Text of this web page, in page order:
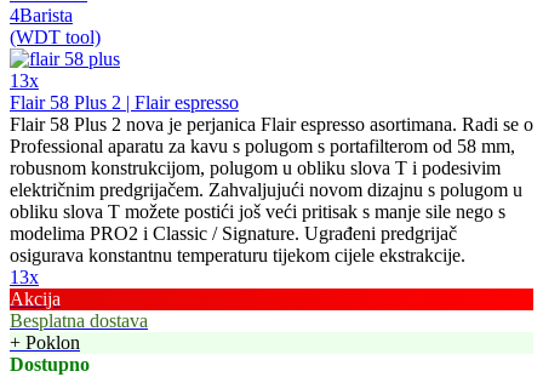
13x
Flair 58 Plus 2 | Flair espresso
Flair 58 Plus 2 nova je perjanica Flair espresso asortimana. Radi se o
Professional aparatu za kavu s polugom s portafilterom od 58 mm,
robusnom konstrukcijom, polugom u obliku slova T i podesivim
električnim predgrijačem. Zahvaljujući novom dizajnu s polugom u
obliku slova T možete postići još veći pritisak s manje sile nego s
modelima PRO2 i Classic / Signature. Ugrađeni predgrijač
osigurava konstantnu temperaturu tijekom cijele ekstrakcije.
13x
Akcija
Besplatna dostava
+ Poklon
Dostupno